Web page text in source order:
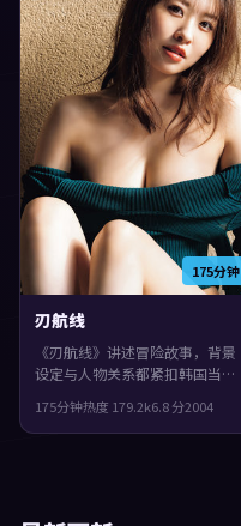
175分钟
刃航线
《刃航线》讲述冒险故事，背景
设定与人物关系都紧扣韩国当下
塔·葛韦格执导，沈腾、刘亦
菲、雷佳音领衔。城市空间成为
175分钟热度 179.2k6.8分2004